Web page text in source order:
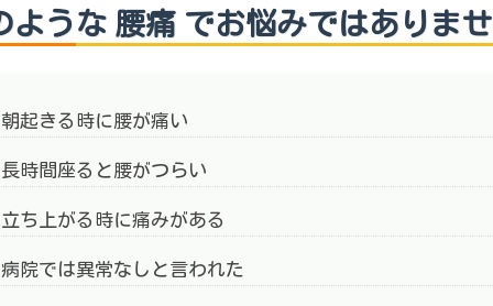
ような 腰痛 でお悩みではありま
朝起きる時に腰が痛い
長時間座ると腰がつらい
立ち上がる時に痛みがある
病院では異常なしと言われた